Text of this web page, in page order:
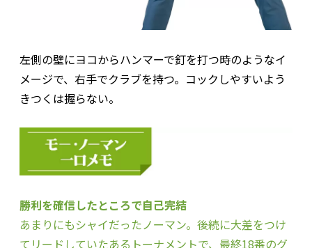
左側の壁にヨコからハンマーで釘を打つ時のようなイ
メージで、右手でクラブを持つ。コックしやすいよう
きつくは握らない。
勝利を確信したところで自己完結
あまりにもシャイだったノーマン。後続に大差をつけ
てリードしていたあるトーナメントで、最終18番のグ